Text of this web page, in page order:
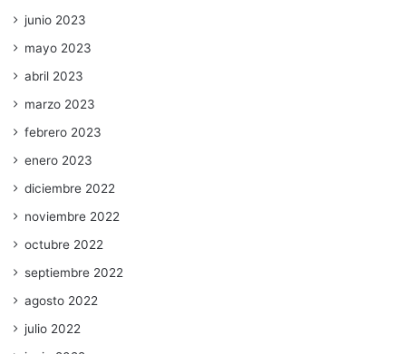
junio 2023
mayo 2023
abril 2023
marzo 2023
febrero 2023
enero 2023
diciembre 2022
noviembre 2022
octubre 2022
septiembre 2022
agosto 2022
julio 2022